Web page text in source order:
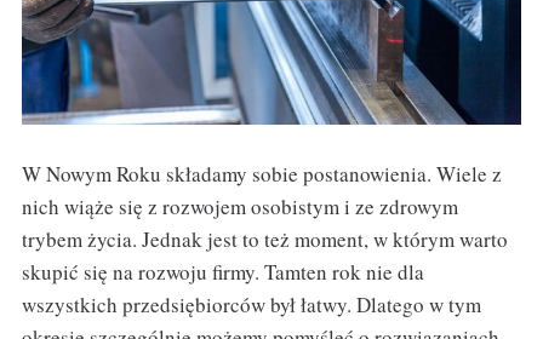
W Nowym Roku składamy sobie postanowienia. Wiele z
nich wiąże się z rozwojem osobistym i ze zdrowym
trybem życia. Jednak jest to też moment, w którym warto
skupić się na rozwoju firmy. Tamten rok nie dla
wszystkich przedsiębiorców był łatwy. Dlatego w tym